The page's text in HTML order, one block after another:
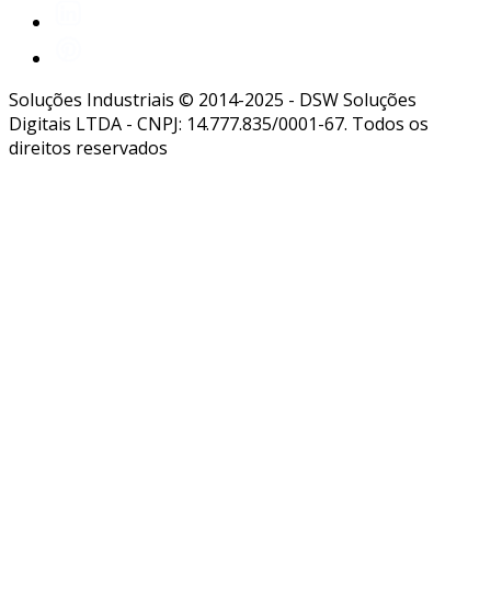
Soluções Industriais © 2014-2025 - DSW Soluções
Digitais LTDA - CNPJ: 14.777.835/0001-67. Todos os
direitos reservados